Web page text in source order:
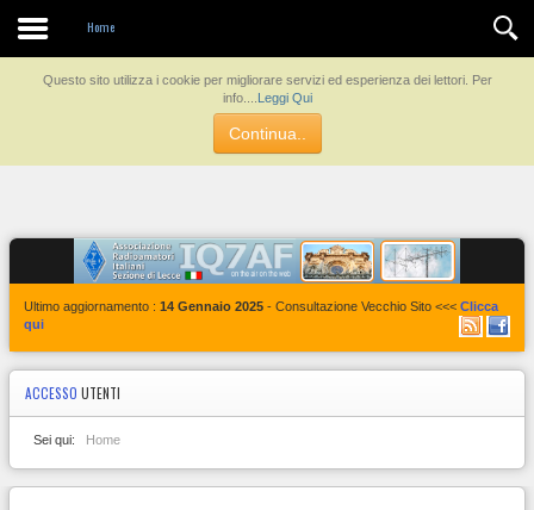
Questo sito utilizza i cookie per migliorare servizi ed esperienza dei lettori. Per
info....
Leggi Qui
Continua..
Home
Contatti
Ultimo aggiornamento : 14 Gennaio 2025 - Consultazione Vecchio Sito <<< Clicca
qui
ACCESSO UTENTI
Sei qui: Home